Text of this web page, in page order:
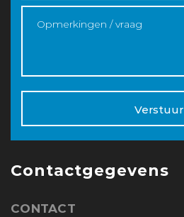
Verstuur
Contactgegevens
CONTACT